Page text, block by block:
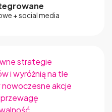
+ social media
strategie
i wyróżnią na tle
akcje
chcesz